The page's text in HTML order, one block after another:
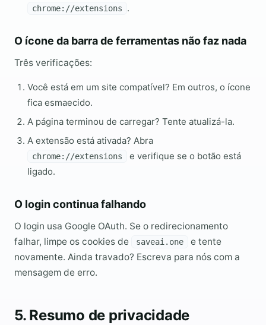
chrome://extensions .
O ícone da barra de ferramentas não faz nada
Três verificações:
Você está em um site compatível? Em outros, o ícone
fica esmaecido.
A página terminou de carregar? Tente atualizá-la.
A extensão está ativada? Abra
chrome://extensions
e verifique se o botão está
ligado.
O login continua falhando
O login usa Google OAuth. Se o redirecionamento
falhar, limpe os cookies de
saveai.one
e tente
novamente. Ainda travado? Escreva para nós com a
mensagem de erro.
5. Resumo de privacidade